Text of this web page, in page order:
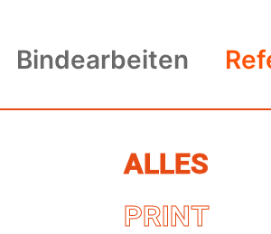
Bindearbeiten
ALLES
PRINT